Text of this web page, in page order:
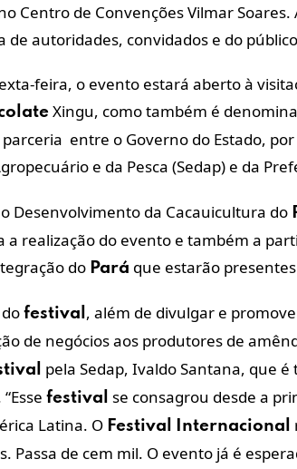
Centro de Convenções Vilmar
de autoridades, convidados e do
feira, o evento estará aberto à
Xingu, como também é
entre o Governo do Estado,
e da Pesca (Sedap) e da
Desenvolvimento da Cacauicultura do
a realização do evento e também a
do Pará que estarão
festival , além de divulgar e
de negócios aos produtores de
pela Sedap, Ivaldo Santana, que
festival se consagrou desde a
Latina. O Festival Internacional
Passa de cem mil. O evento já é